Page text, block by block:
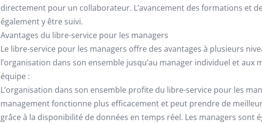
directement pour un collaborateur. L’avancement des formations et
également y être suivi.
Avantages du libre-service pour les managers
Le libre-service pour les managers offre des avantages à plusieurs
l’organisation dans son ensemble jusqu’au manager individuel et aux
équipe :
L’organisation dans son ensemble profite du libre-service pour les
management fonctionne plus efficacement et peut prendre de
grâce à la disponibilité de données en temps réel. Les managers sont